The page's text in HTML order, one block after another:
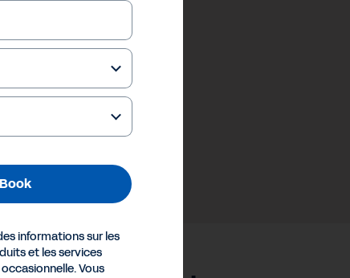
informations sur les
et les services
Vous